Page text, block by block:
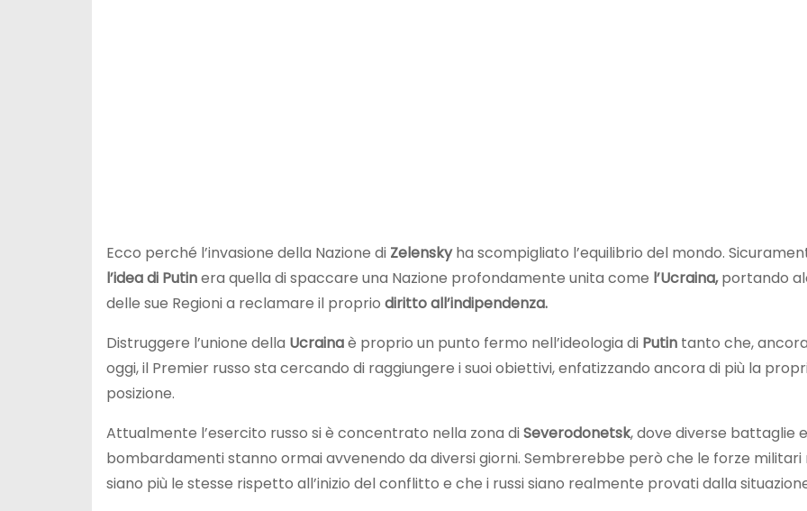
Ecco perché l’invasione della Nazione di Zelenskyha scompigliato l’equilibrio del mondo.
l’idea di Putinera quella di spaccare una Nazione profondamente unita come l’Ucraina,portando
delle sue Regioni a reclamare il proprio diritto all’indipendenza.
Distruggere l’unione della Ucrainaè proprio un punto fermo nell’ideologia di Putin tanto che,
oggi, il Premier russo sta cercando di raggiungere i suoi obiettivi, enfatizzando ancora di più la
posizione.
Attualmente l’esercito russo si è concentrato nella zona diSeverodonetsk, dove diverse battaglie e
bombardamenti stanno ormai avvenendo da diversi giorni. Sembrerebbe però che le forze militari
siano più le stesse rispetto all’inizio del conflitto e che i russi siano realmente provati dalla